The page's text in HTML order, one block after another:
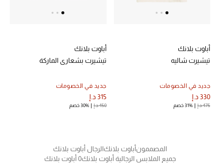
ما وصل حديثاً
هدايا للأطفال
مستلزمات الأطفال الرضع
أباوت بلانك
تيشيرت شاليه
جديد في الخصومات
330 د.إ
475 د.إ 31% خصم
أباوت بلانك
تيشيرت بشعاري الماركة
جديد في الخصومات
315 د.إ
450 د.إ 30% خصم
المصممونأباوت بلانكالرجال أباوت بلانك
جميع الملابس الرجالية أباوت بلانك0 أباوت بلانك